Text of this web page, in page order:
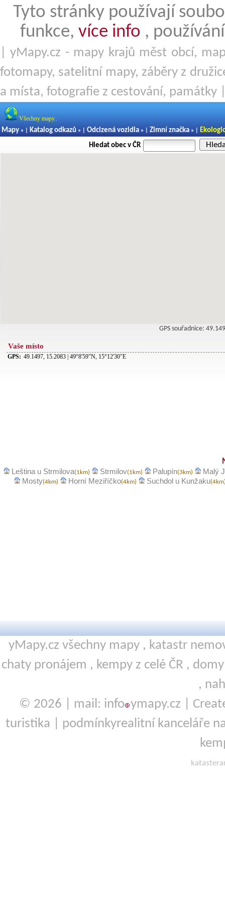
Tyto stránky používají
funkce, více info ,
| yMapy.cz - mapy krajů měst obcí,
fotomapy, satelitní mapy, záběry z
a místa, fotografie z cestování, památky
Všechny mapy..
Mapy » | Katalog odkazů » | Odcizená vozidla » | Zimní značka » |
Hledat obec v ČR
GPS souřadnice:
Vaše místo
GPS: 49.1497, 15.2083 | 49°8'59"N, 15°12'30"E
Leština u Strmilova(1km) Strmilov(1km) Palupín(3km)
Malý
Mosty(4km) Horní Meziříčko(4km) Suchdol u Kunžaku
yMapy.cz všechny mapy , katastr
chaty pronájem , kempyz celé ČR ,
,
© 2026 | mail: info ymapy.cz |
turistika
podmínkyrealitní kanceláře